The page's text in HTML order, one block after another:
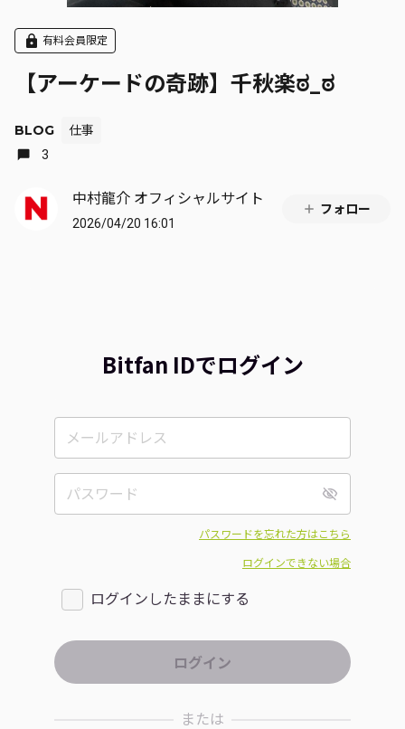
有料会員限定
【アーケードの奇跡】千秋楽ಠ_ಠ
BLOG
仕事
3
中村龍介 オフィシャルサイト
2026/04/20 16:01
フォロー
Bitfan IDでログイン
パスワードを忘れた方はこちら
ログインできない場合
ログインしたままにする
または